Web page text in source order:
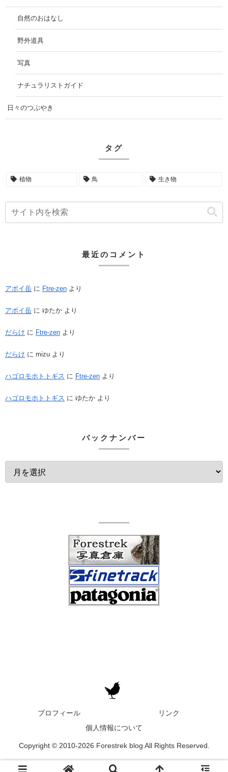
自然のおはなし
野外道具
写真
ナチュラリストガイド
日々のつぶやき
タグ
植物 鳥 生き物
最近のコメント
アポイ岳 に Ftre-zen より
アポイ岳 に ゆたか より
だらけ に Ftre-zen より
だらけ に mizu より
ハゴロモホトトギス に Ftre-zen より
ハゴロモホトトギス に ゆたか より
バックナンバー
プロフィール
リンク
個人情報について
Copyright © 2010-2026 Forestrek blog All Rights Reserved.